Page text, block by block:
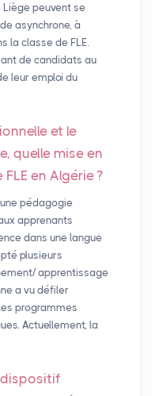
Liège peuvent se
asynchrone, à
la classe de FLE.
de candidats au
leur emploi du
et le
quelle mise en
FLE en Algérie?
pédagogie
apprenants
dans une langue
plusieurs
apprentissage
a vu défiler
programmes
Actuellement, la